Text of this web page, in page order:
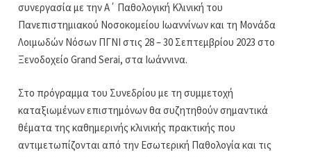
συνεργασία με την Α΄ Παθολογική Κλινική του
Πανεπιστημιακού Νοσοκομείου Ιωαννίνων και τη Μονάδα
Λοιμωδών Νόσων ΠΓΝΙ στις 28 – 30 Σεπτεμβρίου 2023 στο
Ξενοδοχείο Grand Serai, στα Ιωάννινα.
Στο πρόγραμμα του Συνεδρίου με τη συμμετοχή
καταξιωμένων επιστημόνων θα συζητηθούν σημαντικά
θέματα της καθημερινής κλινικής πρακτικής που
αντιμετωπίζονται από την Εσωτερική Παθολογία και τις